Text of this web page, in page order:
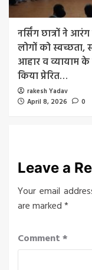
नर्सिंग छात्रों ने
लोगों को स्वच्छता,
आहार व व्यायाम
किया प्रेरित…
rakesh Yadav
April 8, 2026
0
Leave a
Your email
are marked*
Comment*